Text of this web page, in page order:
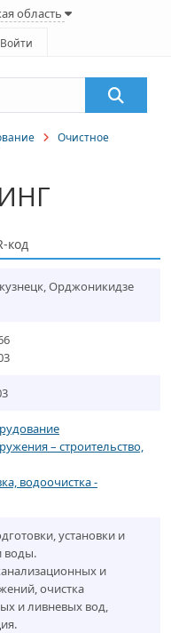
область
Войти
Очистное
код
,Орджоникидзе
– строительство,
водоочистка -
установки и
воды.
и
очистка
и ливневых вод,